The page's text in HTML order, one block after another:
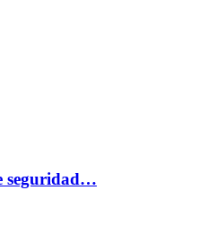
seguridad…